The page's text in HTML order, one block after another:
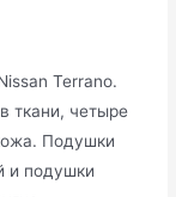
Terrano.
ткани, четыре
Подушки
и подушки